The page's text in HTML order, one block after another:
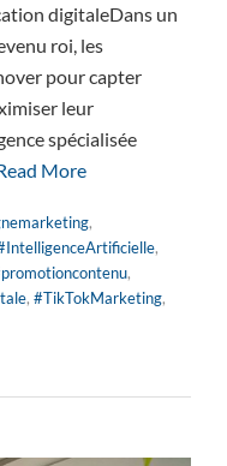
digitaleDans un
roi, les
pour capter
leur
spécialisée
More
,
,
,
, #TikTokMarketing,